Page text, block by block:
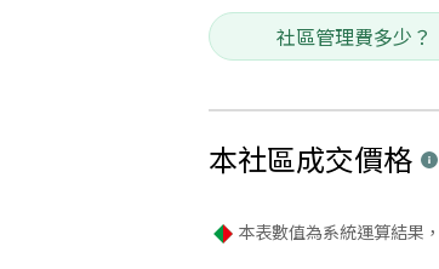
社區管理費多少？
本社區成交價格
本表數值為系統運算結果